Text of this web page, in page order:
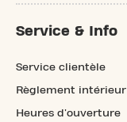
Service & Info
Service clientèle
Règlement intérieur
Heures d'ouverture